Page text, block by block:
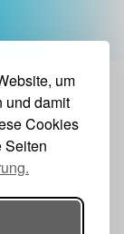
um
und damit
Cookies
Seiten